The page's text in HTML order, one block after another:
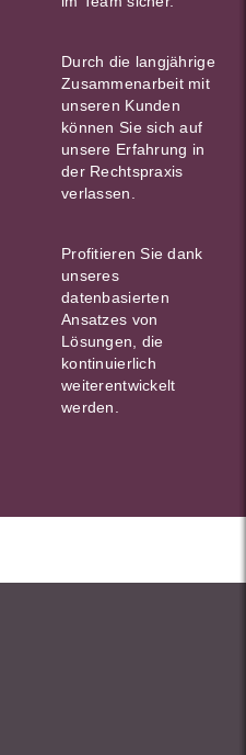
Durch die langjährige
Zusammenarbeit mit
unseren Kunden
können Sie sich auf
unsere Erfahrung in
der Rechtspraxis
verlassen.
Profitieren Sie dank
unseres
datenbasierten
Ansatzes von
Lösungen, die
kontinuierlich
weiterentwickelt
werden.